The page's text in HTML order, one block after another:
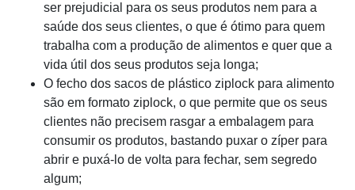
ser prejudicial para os seus produtos nem para a
saúde dos seus clientes, o que é ótimo para quem
trabalha com a produção de alimentos e quer que a
vida útil dos seus produtos seja longa;
O fecho dos sacos de plástico ziplock para alimento
são em formato ziplock, o que permite que os seus
clientes não precisem rasgar a embalagem para
consumir os produtos, bastando puxar o zíper para
abrir e puxá-lo de volta para fechar, sem segredo
algum;